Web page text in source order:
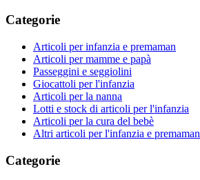
Categorie
Articoli per infanzia e premaman
Articoli per mamme e papà
Passeggini e seggiolini
Giocattoli per l'infanzia
Articoli per la nanna
Lotti e stock di articoli per l'infanzia
Articoli per la cura del bebè
Altri articoli per l'infanzia e premaman
Categorie